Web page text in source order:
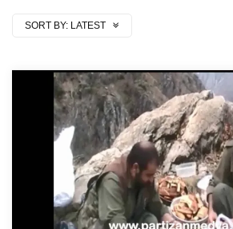
SORT BY: LATEST